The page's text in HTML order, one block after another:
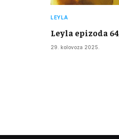
LEYLA
Leyla epizoda 64
29. kolovoza 2025.